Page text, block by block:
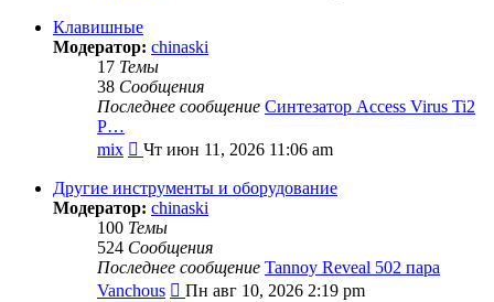
сообщению
Клавишные
Модератор: chinaski
17 Темы
38 Сообщения
Последнее сообщение Синтезатор Access Virus Ti2
P…
mix
Перейти
последнему
сообщению
Чт июн 11, 2026 11:06 am
Другие инструменты и оборудование
Модератор: chinaski
100 Темы
524 Сообщения
Последнее сообщение Tannoy Reveal 502 пара
Vanchous
Перейти
Пн авг 10, 2026 2:19 pm